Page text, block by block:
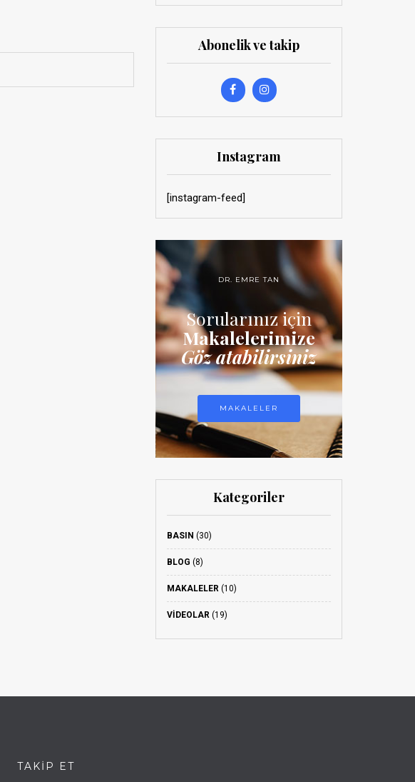
Abonelik ve takip
Instagram
[instagram-feed]
DR. EMRE TAN
Sorularınız için
Makalelerimize
Göz atabilirsiniz
MAKALELER
Kategoriler
BASIN (30)
BLOG (8)
MAKALELER(10)
VIDEOLAR(19)
TAKIP ET